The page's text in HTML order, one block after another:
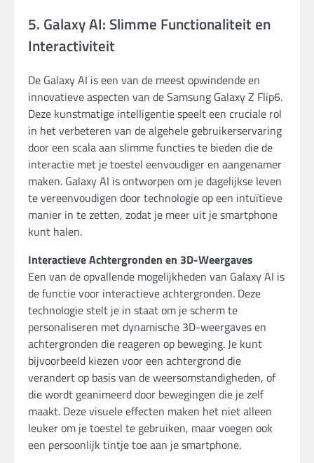
5. Galaxy AI: Slimme Functionaliteit en
Interactiviteit
De Galaxy AI is een van de meest opwindende en
innovatieve aspecten van de Samsung Galaxy Z Flip6.
Deze kunstmatige intelligentie speelt een cruciale rol
in het verbeteren van de algehele gebruikerservaring
door een scala aan slimme functies te bieden die de
interactie met je toestel eenvoudiger en aangenamer
maken. Galaxy AI is ontworpen om je dagelijkse leven
te vereenvoudigen door technologie op een intuïtieve
manier in te zetten, zodat je meer uit je smartphone
kunt halen.
Interactieve Achtergronden en 3D-Weergaves
Een van de opvallende mogelijkheden van Galaxy AI is
de functie voor interactieve achtergronden. Deze
technologie stelt je in staat om je scherm te
personaliseren met dynamische 3D-weergaves en
achtergronden die reageren op beweging. Je kunt
bijvoorbeeld kiezen voor een achtergrond die
verandert op basis van de weersomstandigheden, of
die wordt geanimeerd door bewegingen die je zelf
maakt. Deze visuele effecten maken het niet alleen
leuker om je toestel te gebruiken, maar voegen ook
een persoonlijk tintje toe aan je smartphone.